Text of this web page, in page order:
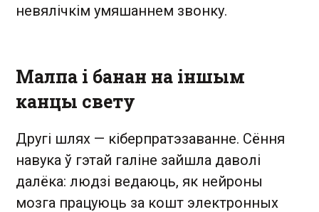
невялічкім умяшаннем звонку.
Малпа і банан на іншым
канцы свету
Другі шлях — кіберпратэзаванне. Сёння
навука ў гэтай галіне зайшла даволі
далёка: людзі ведаюць, як нейроны
мозга працуюць за кошт электронных